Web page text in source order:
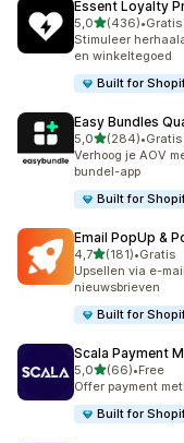
Essent Loyalty
5,0van 5 sterren
(436)
436 recensies in
•
Stimuleer
en winkeltegoed
Built for
Easy Bundles
5,0van 5 sterren
(284)
284 recensies in
•
Verhoog je AOV
bundel-app
Built for
Email PopUp &
4,7van 5 sterren
(181)
181 recensies in
•Gratis
Upsellen via e-
nieuwsbrieven
Built for
Scala Payment
5,0van 5 sterren
(66)
66 recensies in
•Free
Offer payment
Built for